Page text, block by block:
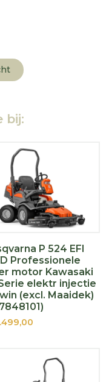
bij:
P 524 EFI
Professionele
motor Kawasaki
elektr injectie
(excl. Maaidek)